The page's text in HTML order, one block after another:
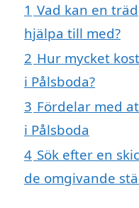
1 Vad kan en
hjälpa till med?
2 Hur mycket
i Pålsboda?
3 Fördelar med
i Pålsboda
4 Sök efter en
de omgivande